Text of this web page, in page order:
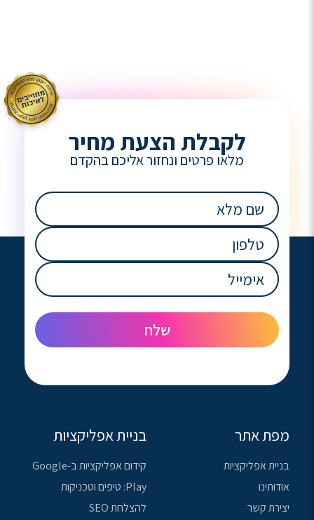
לקבלת הצעת מחיר
מלאו פרטים ונחזור אליכם בהקדם
שם
מלא
(חובה)
טלפון
(חובה)
אימייל
(חובה)
מפת אתר
בניית אפליקציות
אודותינו
יצירת קשר
בניית אפליקציות
קידום אפליקציות ב-Google
Play: טיפים וטכניקות
להצלחת SEO